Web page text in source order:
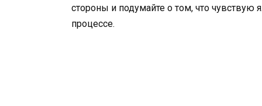
стороны и подумайте о том, что чувствую
процессе.